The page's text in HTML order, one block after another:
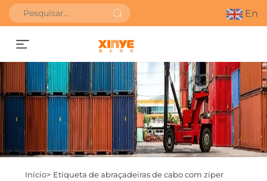
En
Obter orçamento
Início> Etiqueta de abraçadeiras de cabo com zíper